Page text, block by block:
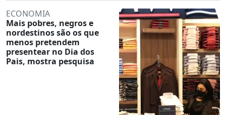
ECONOMIA
Mais pobres, negros e
nordestinos são os que
menos pretendem
presentear no Dia dos
Pais, mostra pesquisa